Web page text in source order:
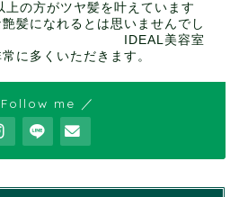
の方がツヤ髪を叶えています
髪になれるとは思いませんでし
IDEAL美容室
に多くいただきます。
me ／